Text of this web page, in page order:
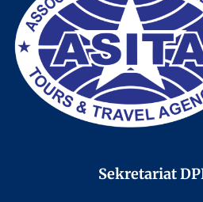
Sekretariat